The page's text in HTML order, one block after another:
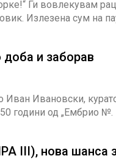
Ги вовлекувам
Излезена сум на
и заборав
Иван Ивановски,
години од „Ембрио
III), нова шанса